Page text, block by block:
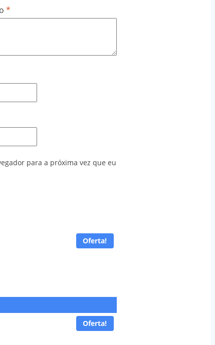
*
para a próxima vez que eu
Oferta!
Oferta!